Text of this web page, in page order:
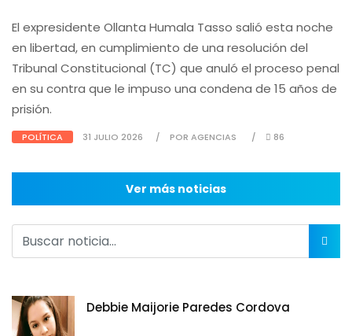
El expresidente Ollanta Humala Tasso salió esta noche
en libertad, en cumplimiento de una resolución del
Tribunal Constitucional (TC) que anuló el proceso penal
en su contra que le impuso una condena de 15 años de
prisión.
POLÍTICA 31 JULIO 2026 POR AGENCIAS 86
Ver más noticias
Debbie Maijorie Paredes Cordova